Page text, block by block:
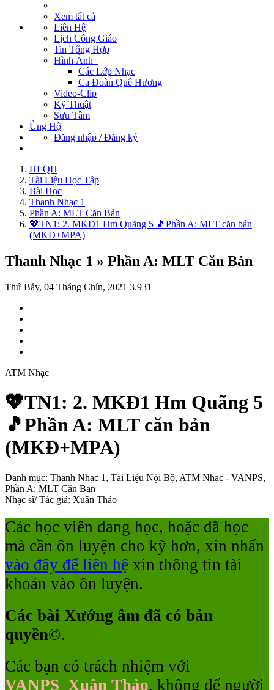
Xem tất cả
Liên Hệ
Lịch Công Giáo
Tin Tổng Hợp
Hình Ảnh
Các Lớp Nhạc
Ca Đoàn Quê Hương
Video-Clip
Kỹ Thuật
Sưu Tầm
Ủng Hộ
Đăng nhập / Đăng ký
HLQH
Tài Liệu Học Tập
Bài Học
Thanh Nhạc 1
Phần A: MLT Căn Bản
💖TN1: 2. MKĐ1 Hm Quãng 5 🎵Phần A: MLT căn bản
(MKĐ+MPA)
Thanh Nhạc 1 » Phần A: MLT Căn Bản
Thứ Bảy, 04 Tháng Chín, 2021 3.931
ATM Nhạc
💖TN1: 2. MKĐ1 Hm Quãng 5
🎵Phần A: MLT căn bản
(MKĐ+MPA)
Danh mục: Thanh Nhạc 1, Tài Liệu Nội Bộ, ATM Nhạc - VANPS,
Phần A: MLT Căn Bản
Nhạc sĩ/ Tác giả: Xuân Thảo
Các học viên đang học, hoặc đã học
mà cần ôn luyện cho kỹ hơn, xin nhấn
vào đây để liên hệ xin thông tin tài
khoản vào ôn luyện.
Các bài Xướng âm đã có bản
quyền©.
Các bạn có trách nhiệm với
VANPS_Xuân Thảo, không để người